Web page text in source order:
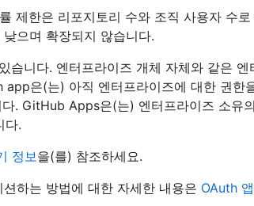
제한은 리포지토리 수와 조직 사용자 수로
으며 확장되지 않습니다.
니다. 엔터프라이즈 개체 자체와 같은 엔
은(는) 아직 엔터프라이즈에 대한 권한
. GitHub Apps은(는) 엔터프라이즈 소유의
다.
정보을(를) 참조하세요.
하는 방법에 대한 자세한 내용은 OAuth